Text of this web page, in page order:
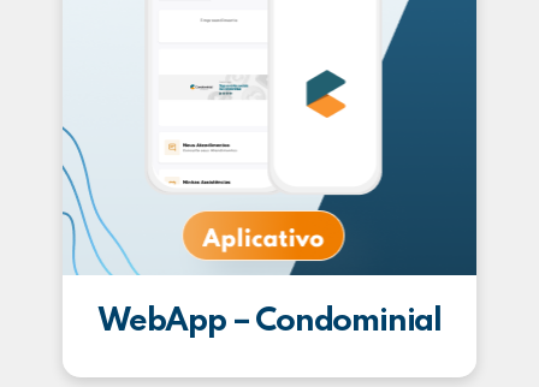
WebApp – Condominial